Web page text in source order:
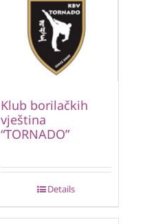
Klub borilačkih
vještina
“TORNADO”
Details